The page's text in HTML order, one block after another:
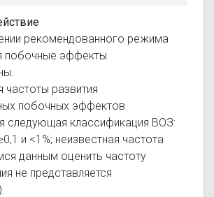
рекомендованного режима
побочные эффекты
частоты развития
побочных эффектов
следующая классификация ВОЗ:
и <1%; неизвестная частота
данным оценить частоту
не представляется